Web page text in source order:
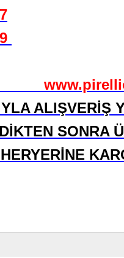
ALIŞVERİŞ
SONRA